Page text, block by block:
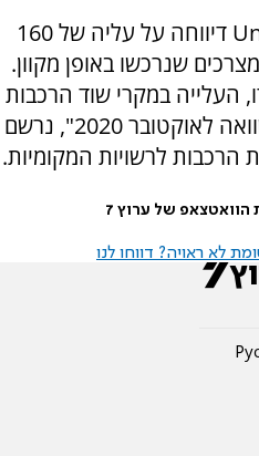
דיווחה על עליה של 160
שנרכשו באופן מקוון.
אוקטובר 2021 לבדו, העלייה במקרי שוד הרכבות
הייתה של 356 אחוזים בהשוואה לאוקטובר 2020", נרשם
לרשויות המקומיות.
של ערוץ 7
לא ראויה? דווחו לנו